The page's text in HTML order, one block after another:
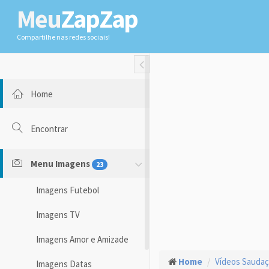
MeuZapZap
Compartilhe nas redes sociais!
Toggle Fullwidth
Home
Encontrar
Menu Imagens 23
Imagens Futebol
Imagens TV
Imagens Amor e Amizade
Imagens Datas Home Vídeos